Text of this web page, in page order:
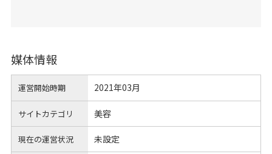
媒体情報
運営開始時期 2021年03月
サイトカテゴリ 美容
現在の運営状況 未設定